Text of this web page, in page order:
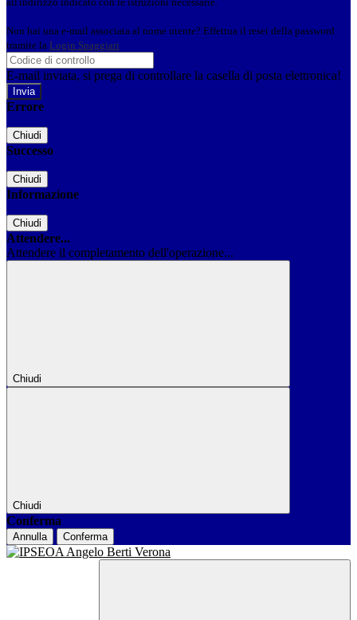
Non hai una e-mail associata al nome utente? Effettua il reset della password
tramite la Login Spaggiari
E-mail inviata, si prega di controllare la casella di posta elettronica!
Errore
Chiudi
Successo
Chiudi
Informazione
Chiudi
Attendere...
Attendere il completamento dell'operazione...
Chiudi
Chiudi
Conferma
Annulla Conferma